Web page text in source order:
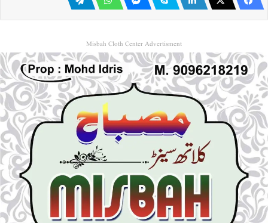
Misbah Cloth Center Advertisment